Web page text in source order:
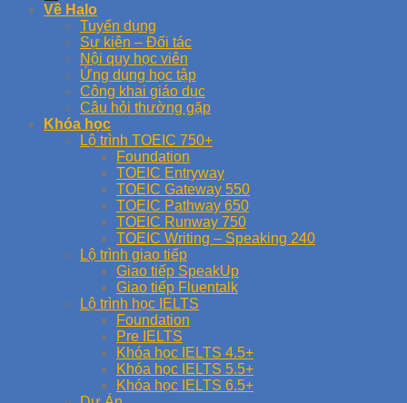
Về Halo
Tuyển dụng
Sự kiện – Đối tác
Nội quy học viên
Ứng dụng học tập
Công khai giáo dục
Câu hỏi thường gặp
Khóa học
Lộ trình TOEIC 750+
Foundation
TOEIC Entryway
TOEIC Gateway 550
TOEIC Pathway 650
TOEIC Runway 750
TOEIC Writing – Speaking 240
Lộ trình giao tiếp
Giao tiếp SpeakUp
Giao tiếp Fluentalk
Lộ trình học IELTS
Foundation
Pre IELTS
Khóa học IELTS 4.5+
Khóa học IELTS 5.5+
Khóa học IELTS 6.5+